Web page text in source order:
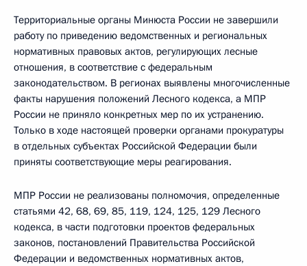
Территориальные органы Минюста России не завершили
работу по приведению ведомственных и региональных
нормативных правовых актов, регулирующих лесные
отношения, в соответствие с федеральным
законодательством. В регионах выявлены многочисленные
факты нарушения положений Лесного кодекса, а МПР
России не приняло конкретных мер по их устранению.
Только в ходе настоящей проверки органами прокуратуры
в отдельных субъектах Российской Федерации были
приняты соответствующие меры реагирования.
МПР России не реализованы полномочия, определенные
статьями 42, 68, 69, 85, 119, 124, 125, 129 Лесного
кодекса, в части подготовки проектов федеральных
законов, постановлений Правительства Российской
Федерации и ведомственных нормативных актов,